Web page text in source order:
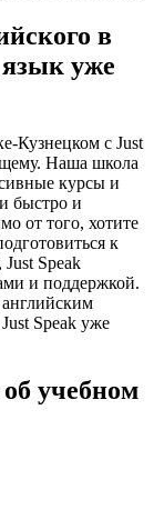
в
язык уже
Кузнецком с Just
Наша школа
курсы и
быстро и
от того, хотите
к
Speak
и поддержкой.
Speak уже
учебном